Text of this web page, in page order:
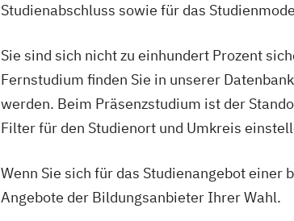
Studienabschluss sowie für das
Sie sind sich nicht zu einhundert Prozent
Fernstudium finden Sie in unserer
werden. Beim Präsenzstudium ist der
Filter für den Studienort und Umkreis
Wenn Sie sich für das Studienangebot
Angebote der Bildungsanbieter Ihrer Wahl.